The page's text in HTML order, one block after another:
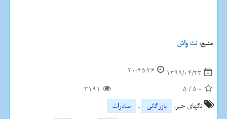
منبع:نت واش
1399/04/23
20:45:36
5.0
/
5
3191
تگهای خبر:
بازرگانی , صادرات